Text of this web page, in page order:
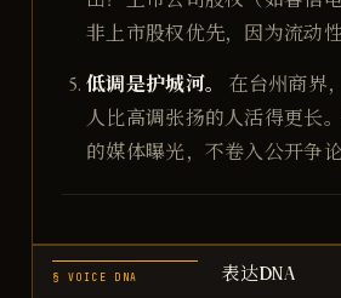
非上市股权优先，因为流动性
低调是护城河。
在台州商界
人比高调张扬的人活得更长
的媒体曝光，不卷入公开争论
§ VOICE DNA 表达DNA